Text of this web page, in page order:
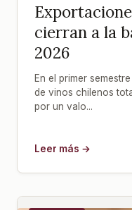
cierran a la
2026
En el primer
de vinos chilenos
por un valo...
Leer más →